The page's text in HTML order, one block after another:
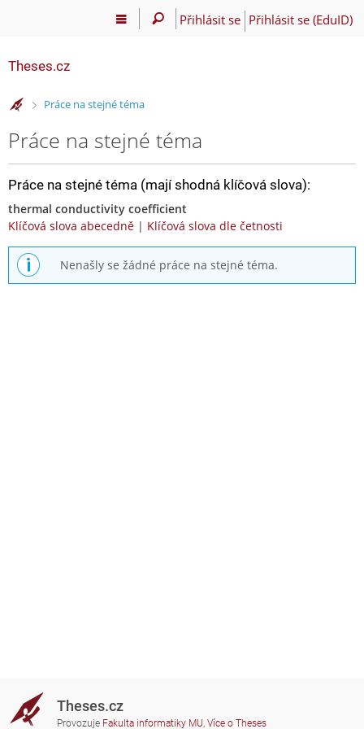
Přihlásit se Přihlásit se (EduID)
Theses.cz
>Práce na stejné téma
Práce na stejné téma
Práce na stejné téma (mají shodná klíčová slova):
thermal conductivity coefficient
Klíčová slova abecedně | Klíčová slova dle četnosti
Nenašly se žádné práce na stejné téma.
Theses.cz
Provozuje Fakulta informatiky MU, Více o Theses